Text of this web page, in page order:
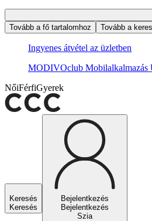
Tovább a fő tartalomhoz
Tovább a
Ingyenes átvétel az üzletben
MODIVOclub Mobilalkalmazás
NőiFérfiGyerek
Keresés
Keresés
Bejelentkezés
Bejelentkezés
Szia